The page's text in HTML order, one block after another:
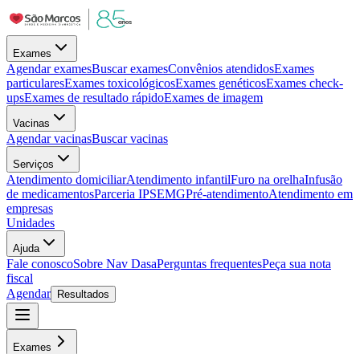
Exames
Agendar examesBuscar examesConvênios atendidosExames
particularesExames toxicológicosExames genéticosExames check-
upsExames de resultado rápidoExames de imagem
Vacinas
Agendar vacinasBuscar vacinas
Serviços
Atendimento domiciliarAtendimento infantilFuro na orelhaInfusão
de medicamentosParceria IPSEMGPré-atendimentoAtendimento em
empresas
Unidades
Ajuda
Fale conoscoSobre Nav DasaPerguntas frequentesPeça sua nota
fiscal
Agendar
Resultados
Exames